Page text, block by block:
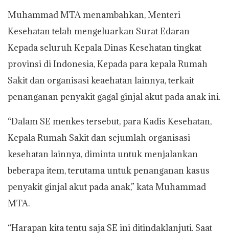
Muhammad MTA menambahkan, Menteri
Kesehatan telah mengeluarkan Surat Edaran
Kepada seluruh Kepala Dinas Kesehatan tingkat
provinsi di Indonesia, Kepada para kepala Rumah
Sakit dan organisasi keaehatan lainnya, terkait
penanganan penyakit gagal ginjal akut pada anak ini.
“Dalam SE menkes tersebut, para Kadis Kesehatan,
Kepala Rumah Sakit dan sejumlah organisasi
kesehatan lainnya, diminta untuk menjalankan
beberapa item, terutama untuk penanganan kasus
penyakit ginjal akut pada anak,” kata Muhammad
MTA.
“Harapan kita tentu saja SE ini ditindaklanjuti. Saat